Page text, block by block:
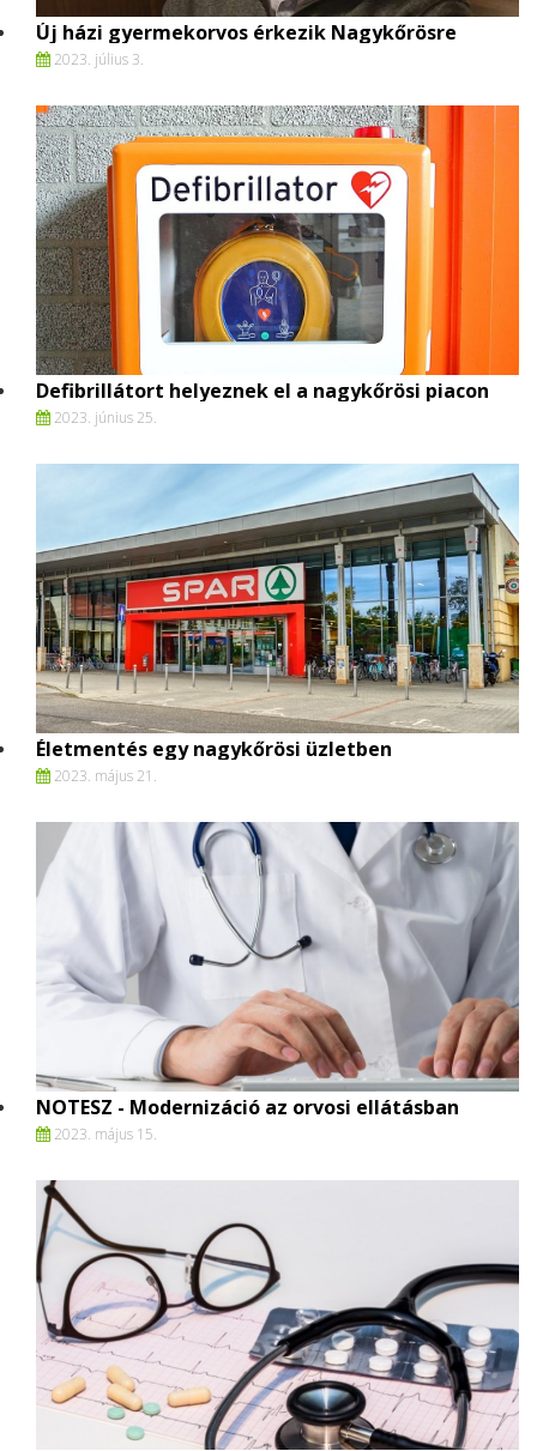
Új házi gyermekorvos érkezik Nagykőrösre
2023. július 3.
Defibrillátort helyeznek el a nagykőrösi piacon
2023. június 25.
Életmentés egy nagykőrösi üzletben
2023. május 21.
NOTESZ - Modernizáció az orvosi ellátásban
2023. május 15.